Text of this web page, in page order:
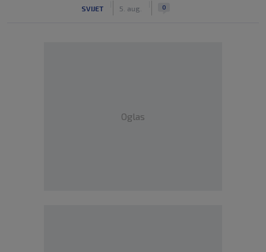
SVIJET 5. aug. 0
Oglas